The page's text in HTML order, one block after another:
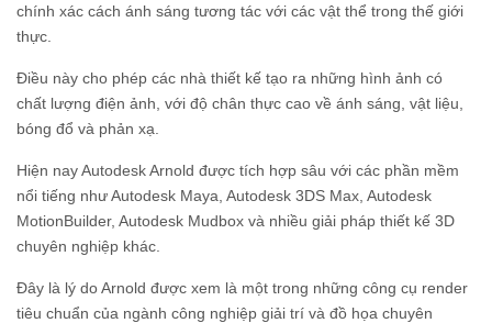
chính xác cách ánh sáng tương tác với các vật thể trong thế giới
thực.
Điều này cho phép các nhà thiết kế tạo ra những hình ảnh có
chất lượng điện ảnh, với độ chân thực cao về ánh sáng, vật liệu,
bóng đổ và phản xạ.
Hiện nay Autodesk Arnold được tích hợp sâu với các phần mềm
nổi tiếng như Autodesk Maya, Autodesk 3DS Max, Autodesk
MotionBuilder, Autodesk Mudbox và nhiều giải pháp thiết kế 3D
chuyên nghiệp khác.
Đây là lý do Arnold được xem là một trong những công cụ render
tiêu chuẩn của ngành công nghiệp giải trí và đồ họa chuyên